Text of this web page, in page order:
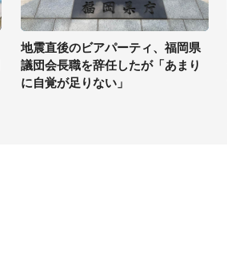
地震直後のビアパーティ、福岡県
議団会長職を辞任したが「あまり
に自覚が足りない」